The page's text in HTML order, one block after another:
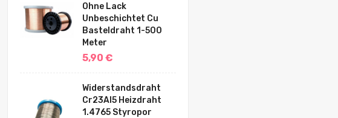
Ohne Lack
Unbeschichtet Cu
Basteldraht 1-500
Meter
5,90 €
Widerstandsdraht
Cr23Al5 Heizdraht
1.4765 Styropor